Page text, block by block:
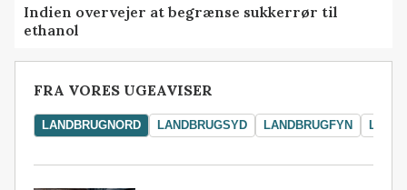
Indien overvejer at begrænse sukkerrør til
ethanol
FRA VORES UGEAVISER
LANDBRUGNORD LANDBRUGSYD LANDBRUGFYN